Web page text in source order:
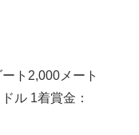
ト2,000メート
ル 1着賞金：